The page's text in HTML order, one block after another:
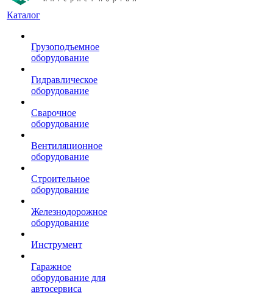
Каталог
Грузоподъемное
оборудование
Гидравлическое
оборудование
Сварочное
оборудование
Вентиляционное
оборудование
Строительное
оборудование
Железнодорожное
оборудование
Инструмент
Гаражное
оборудование для
автосервиса